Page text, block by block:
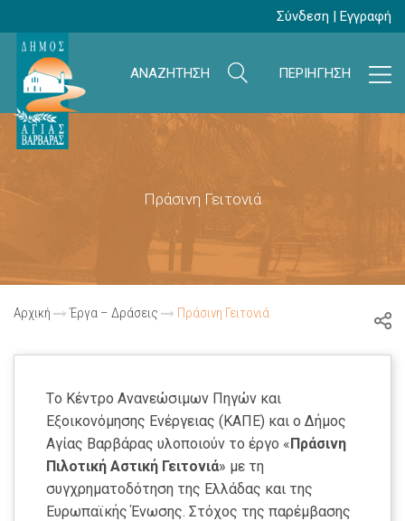
Σύνδεση | Εγγραφή
ΑΝΑΖΗΤΗΣΗ ΠΕΡΙΗΓΗΣΗ
Πράσινη Γειτονιά
Αρχική Έργα – Δράσεις Πράσινη Γειτονιά
Tο Κέντρο Ανανεώσιμων Πηγών και
Εξοικονόμησης Ενέργειας (ΚΑΠΕ) και ο Δήμος
Αγίας Βαρβάρας υλοποιούν το έργο «Πράσινη
Πιλοτική Αστική Γειτονιά» με τη
συγχρηματοδότηση της Ελλάδας και της
Ευρωπαϊκής Ένωσης. Στόχος της παρέμβασης